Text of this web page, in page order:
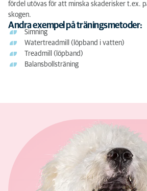
fördel utövas för att minska skaderisker t.ex.
skogen.
Andra exempel på träningsmetoder:
Simning
Watertreadmill (löpband i vatten)
Treadmill (löpband)
Balansbollsträning